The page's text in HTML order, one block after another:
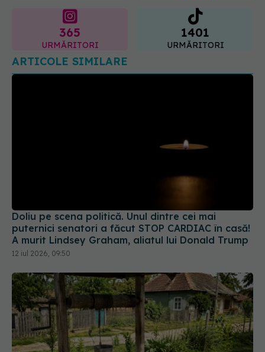
365
URMĂRITORI
1401
URMĂRITORI
ARTICOLE SIMILARE
Doliu pe scena politică. Unul dintre cei mai
puternici senatori a făcut STOP CARDIAC în casă!
A murit Lindsey Graham, aliatul lui Donald Trump
12 iul 2026, 09:50